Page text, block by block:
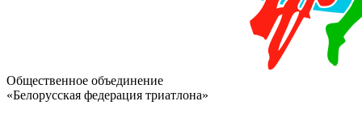
Общественное объединение
«Белорусская федерация триатлона»